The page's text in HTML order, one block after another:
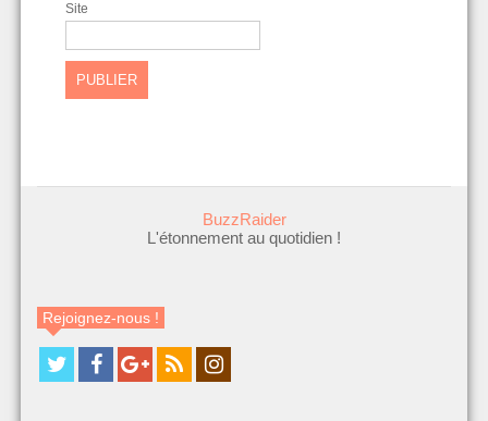
Site
BuzzRaider
L'étonnement au quotidien !
Rejoignez-nous !